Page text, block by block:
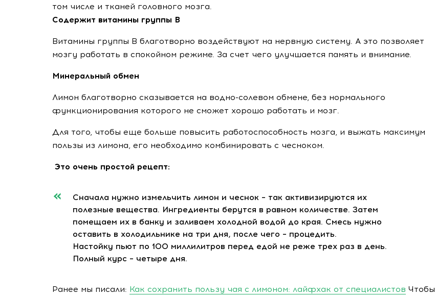
том числе и тканей головного мозга.
Содержит витамины группы В
Витамины группы В благотворно воздействуют на нервную систему. А это позволяет
мозгу работать в спокойном режиме. За счет чего улучшается память и внимание.
Минеральный обмен
Лимон благотворно сказывается на водно-солевом обмене, без нормального
функционирования которого не сможет хорошо работать и мозг.
Для того, чтобы еще больше повысить работоспособность мозга, и выжать максимум
пользы из лимона, его необходимо комбинировать с чесноком.
Это очень простой рецепт:
Сначала нужно измельчить лимон и чеснок – так активизируются их
полезные вещества. Ингредиенты берутся в равном количестве. Затем
помещаем их в банку и заливаем холодной водой до края. Смесь нужно
оставить в холодильнике на три дня, после чего – процедить.
Настойку пьют по 100 миллилитров перед едой не реже трех раз в день.
Полный курс – четыре дня.
Ранее мы писали: Как сохранить пользу чая с лимоном: лайфхак от специалистов Чтобы